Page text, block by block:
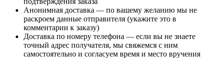
Анонимная доставка — по вашему желанию мы не
раскроем данные отправителя (укажите это в
комментарии к заказу)
Доставка по номеру телефона — если вы не знаете
точный адрес получателя, мы свяжемся с ним
самостоятельно и согласуем время и место вручения